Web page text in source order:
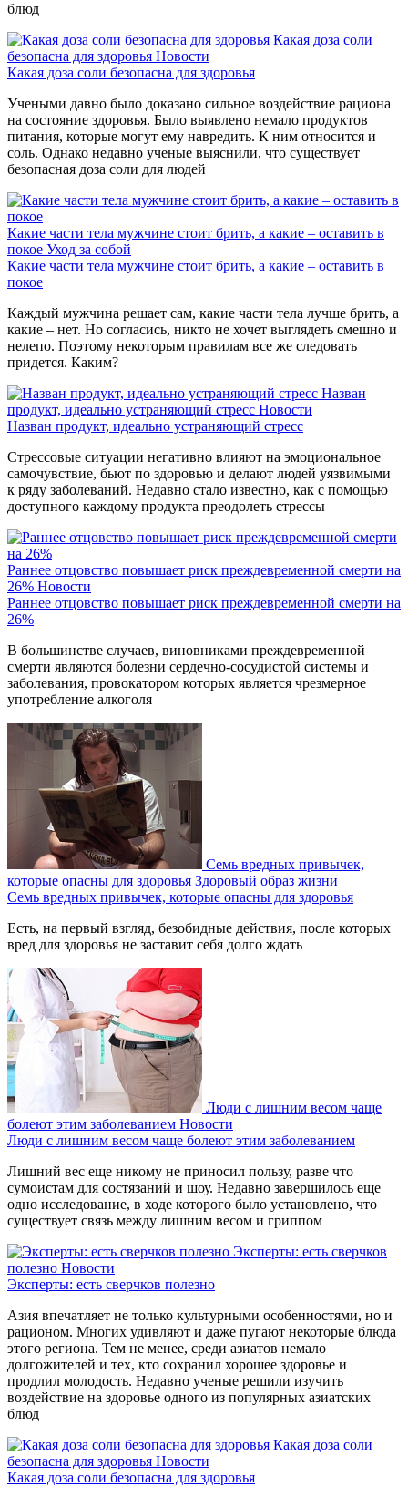
блюд
Какая доза соли
безопасна для здоровья Новости
Какая доза соли безопасна для здоровья
Учеными давно было доказано сильное воздействие рациона
на состояние здоровья. Было выявлено немало продуктов
питания, которые могут ему навредить. К ним относится и
соль. Однако недавно ученые выяснили, что существует
безопасная доза соли для людей
Какие части тела мужчине стоит брить, а какие – оставить в
покое Уход за собой
Какие части тела мужчине стоит брить, а какие – оставить в
покое
Каждый мужчина решает сам, какие части тела лучше брить, а
какие – нет. Но согласись, никто не хочет выглядеть смешно и
нелепо. Поэтому некоторым правилам все же следовать
придется. Каким?
Назван
продукт, идеально устраняющий стресс Новости
Назван продукт, идеально устраняющий стресс
Стрессовые ситуации негативно влияют на эмоциональное
самочувствие, бьют по здоровью и делают людей уязвимыми
к ряду заболеваний. Недавно стало известно, как с помощью
доступного каждому продукта преодолеть стрессы
Раннее отцовство повышает риск преждевременной смерти на
26% Новости
Раннее отцовство повышает риск преждевременной смерти на
26%
В большинстве случаев, виновниками преждевременной
смерти являются болезни сердечно-сосудистой системы и
заболевания, провокатором которых является чрезмерное
употребление алкоголя
Семь вредных привычек,
которые опасны для здоровья Здоровый образ жизни
Семь вредных привычек, которые опасны для здоровья
Есть, на первый взгляд, безобидные действия, после которых
вред для здоровья не заставит себя долго ждать
Люди с лишним весом чаще
болеют этим заболеванием Новости
Люди с лишним весом чаще болеют этим заболеванием
Лишний вес еще никому не приносил пользу, разве что
сумоистам для состязаний и шоу. Недавно завершилось еще
одно исследование, в ходе которого было установлено, что
существует связь между лишним весом и гриппом
Эксперты: есть сверчков
полезно Новости
Эксперты: есть сверчков полезно
Азия впечатляет не только культурными особенностями, но и
рационом. Многих удивляют и даже пугают некоторые блюда
этого региона. Тем не менее, среди азиатов немало
долгожителей и тех, кто сохранил хорошее здоровье и
продлил молодость. Недавно ученые решили изучить
воздействие на здоровье одного из популярных азиатских
блюд
Какая доза соли
безопасна для здоровья Новости
Какая доза соли безопасна для здоровья